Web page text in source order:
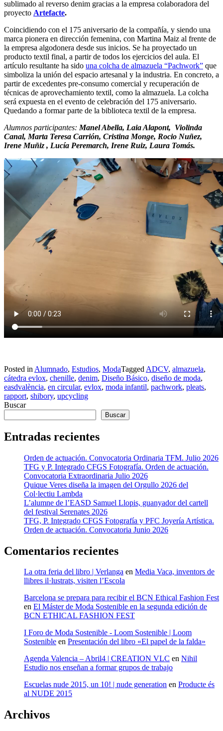
sublimado al reverso denim gracias a la empresa colaboradora del
proyecto Artefacte.
Coincidiendo con el 175 aniversario de la compañía, y siendo una
marca pionera en dirección femenina, con Martina Maiz al frente de
la empresa algodonera desde sus inicios. Se ha proyectado un
producto textil final, a partir de todos los ejercicios del aula. El
artículo resultante ha sido una colcha de almazuela “Pachwork” que
simboliza la unión del espacio artesanal y la industria. En concreto, a
partir de excedentes pre-consumo comercial y recuperación de
técnicas de aprovechamiento textil, como la almazuela. La colcha
será expuesta en el evento de celebración del 175 aniversario.
Quedando a formar parte de la biblioteca textil de la empresa.
Alumnos participantes: Manel Abella, Laia Alapont, Violinda
Canal, Marta Teresa Carrión, Cristina Monge, Rocio Nuñez,
Irene Muñiz , Lucía Peremarch, Irene Ruiz, Laura Tomás.
Posted in Alumnado, Estudios, ModaTagged ADCV, almazuela,
cátedra evlox, chenille, denim, Diseño Básico, diseño de moda,
easdvalència, en circular, evlox, moda infantil, pachwork, pleats,
rapport, shibory, upcycling
Buscar
Buscar
Entradas recientes
Orden de actuación. Convocatoria Ordinaria TFM. Julio 2026
TFG y P. Integrado CFGS Fotografía. Orden de actuación.
Convocatoria Extraordinaria Julio 2026
Quique Veres diseña la imagen del Orgullo 2026 del
Col·lectiu Lambda
L’alumne de l’EASD Samuel Llopis, guanyador del cartell
del festival Serenates 2026
TFG, P. Integrado CFGS Fotografía y PFC Joyería Artística.
Orden de actuación. Convocatoria Junio 2026
Comentarios recientes
La otra feria del libro | Verlanga en Media Vaca, inventors de
llibres il·lustrats, visiten l’Escola
Barcelona se prepara para recibir el BCN Ethical Fashion Fest
en El Máster de Moda Sostenible en la segunda edición de
BCN ETHICAL FASHION FEST
I Foro de Moda Sostenible - Loom Sostenible | Loom
Sostenible en Presentación del libro «El papel de la falda»
Agenda Valencia – Abril4 | CREATION VLC en Nihil
Estudio nos enseñan a formar grupos de trabajo
Escuelas nude 2015, un 10! | nude generation en Producte és
al NUDE 2015
Archivos